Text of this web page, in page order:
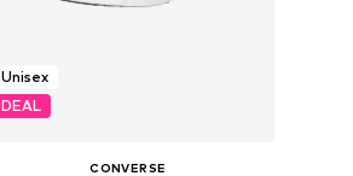
Unisex
DEAL
CONVERSE